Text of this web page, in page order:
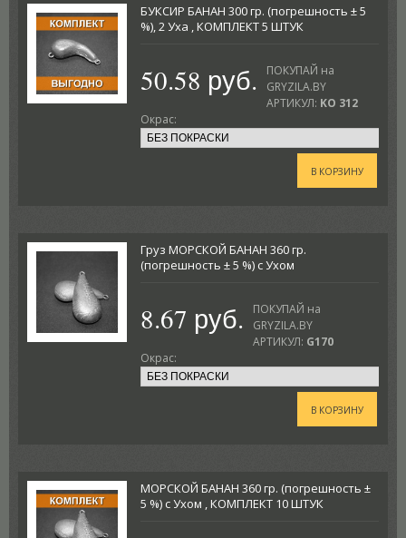
БУКСИР БАНАН 300 гр. (погрешность ± 5
%), 2 Уха , КОМПЛЕКТ 5 ШТУК
50.58 руб.
ПОКУПАЙ на
GRYZILA.BY
АРТИКУЛ: KO 312
Окрас:
В КОРЗИНУ
Груз МОРСКОЙ БАНАН 360 гр.
(погрешность ± 5 %) с Ухом
8.67 руб.
ПОКУПАЙ на
GRYZILA.BY
АРТИКУЛ: G170
Окрас:
В КОРЗИНУ
МОРСКОЙ БАНАН 360 гр. (погрешность ±
5 %) с Ухом , КОМПЛЕКТ 10 ШТУК